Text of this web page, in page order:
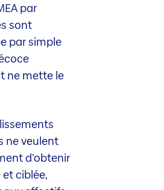
par
sont
par simple
ne mette le
ne veulent
d’obtenir
ciblée,